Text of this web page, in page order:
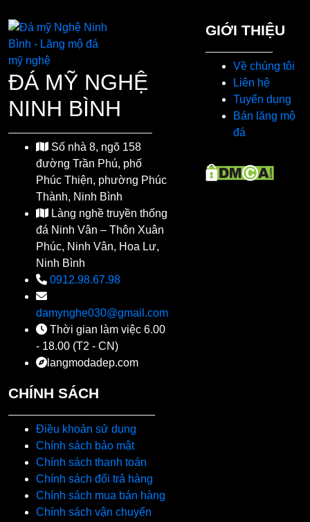
ĐÁ MỸ NGHỆ
NINH BÌNH
Số nhà 8, ngõ 158
đường Trần Phú, phố
Phúc Thiện, phường Phúc
Thành, Ninh Bình
Làng nghề truyền thống
đá Ninh Vân – Thôn Xuân
Phúc, Ninh Vân, Hoa Lư,
Ninh Bình
0912.98.67.98
damynghe030@gmail.com
Thời gian làm việc 6.00
- 18.00 (T2 - CN)
langmodadep.com
GIỚI THIỆU
Về chúng tôi
Liên hệ
Tuyển dụng
Bán lăng mộ
đá
CHÍNH SÁCH
Điều khoản sử dụng
Chính sách bảo mật
Chính sách thanh toán
Chính sách đổi trả hàng
Chính sách mua bán hàng
Chính sách vận chuyển